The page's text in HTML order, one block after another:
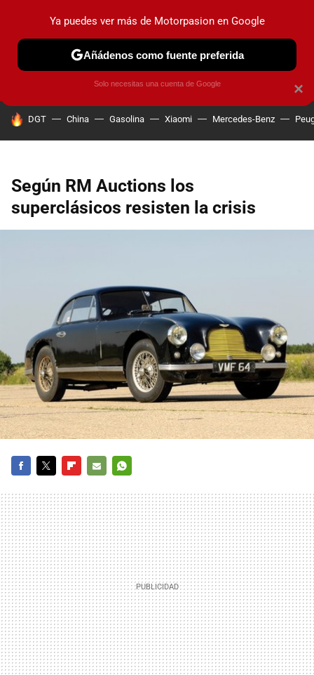
PRUEBAS COCHES ELÉCTRICOS OBSERVATORIO
HOY SE HABLA DE
DGT China Gasolina Xiaomi Mercedes-Benz
Según RM Auctions los
superclásicos resisten la crisis
MAIL
×
Ya puedes ver más de Motorpasion en Google
Añádenos como fuente preferida
Solo necesitas una cuenta de Google